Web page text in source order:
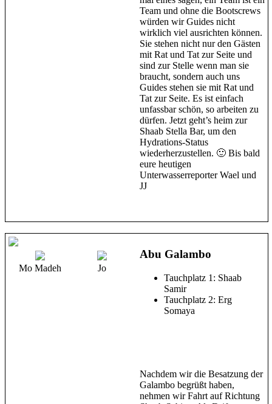
Team und ohne die Bootscrews
würden wir Guides nicht
wirklich viel ausrichten können.
Sie stehen nicht nur den Gästen
mit Rat und Tat zur Seite und
sind zur Stelle wenn man sie
braucht, sondern auch uns
Guides stehen sie mit Rat und
Tat zur Seite. Es ist einfach
unfassbar schön, so arbeiten zu
dürfen. Jetzt geht’s heim zur
Shaab Stella Bar, um den
Hydrations-Status
wiederherzustellen. 🙂 Bis bald
eure heutigen
Unterwasserreporter Wael und
JJ
Mo Madeh Jo
Abu Galambo
Tauchplatz 1: Shaab
Samir
Tauchplatz 2: Erg
Somaya
Nachdem wir die Besatzung der
Galambo begrüßt haben,
nehmen wir Fahrt auf Richtung